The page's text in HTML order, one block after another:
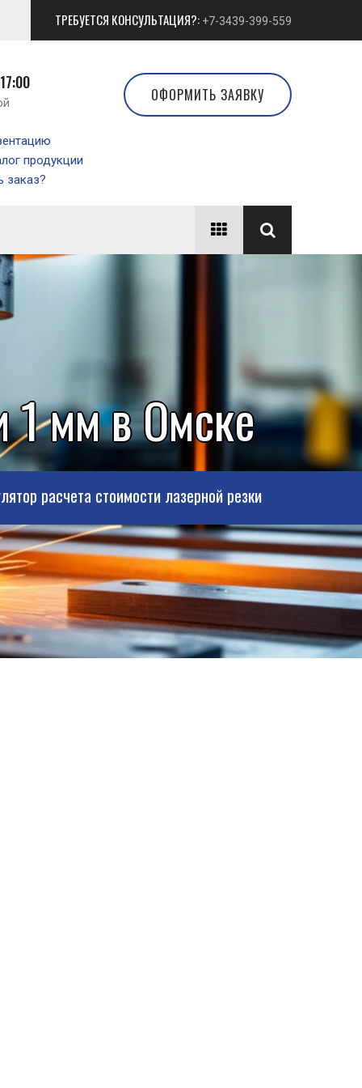
ТРЕБУЕТСЯ КОНСУЛЬТАЦИЯ?: +7-3439-399-559
продукции
заказ?
ОФОРМИТЬ ЗАЯВКУ
1 мм в Омске
расчета стоимости лазерной резки